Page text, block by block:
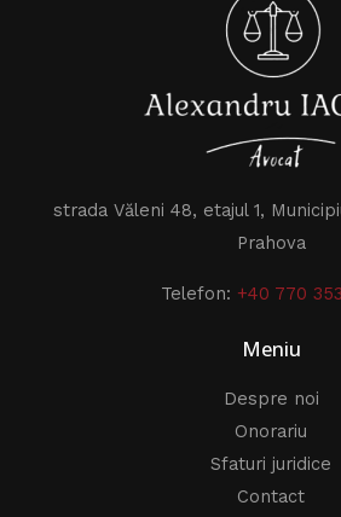
strada Văleni 48, etajul 1,
Prahova
Telefon: +40 770
Meniu
Despre noi
Onorariu
Sfaturi juridice
Contact